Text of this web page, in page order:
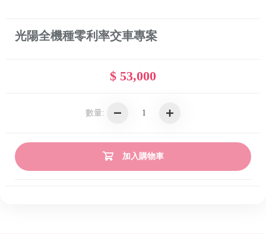
光陽全機種零利率交車專案
$ 53,000
數量:
加入購物車